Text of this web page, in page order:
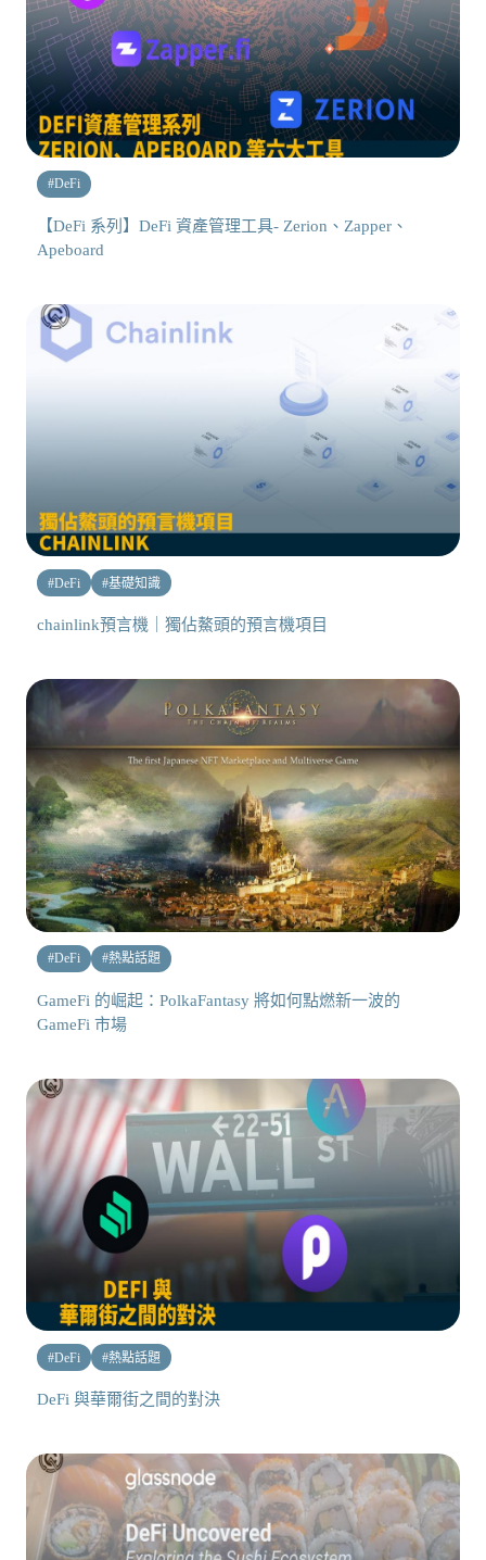
#DeFi
【DeFi 系列】DeFi 資產管理工具- Zerion、Zapper、
Apeboard
#DeFi #基礎知識
chainlink預言機｜獨佔鰲頭的預言機項目
#DeFi #熱點話題
GameFi 的崛起：PolkaFantasy 將如何點燃新一波的
GameFi 市場
#DeFi #熱點話題
DeFi 與華爾街之間的對決